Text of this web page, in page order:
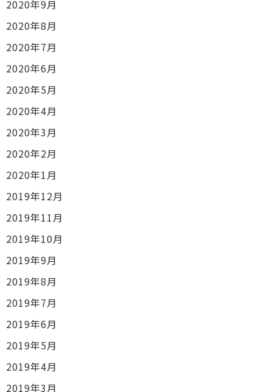
2020年9月
2020年8月
2020年7月
2020年6月
2020年5月
2020年4月
2020年3月
2020年2月
2020年1月
2019年12月
2019年11月
2019年10月
2019年9月
2019年8月
2019年7月
2019年6月
2019年5月
2019年4月
2019年3月